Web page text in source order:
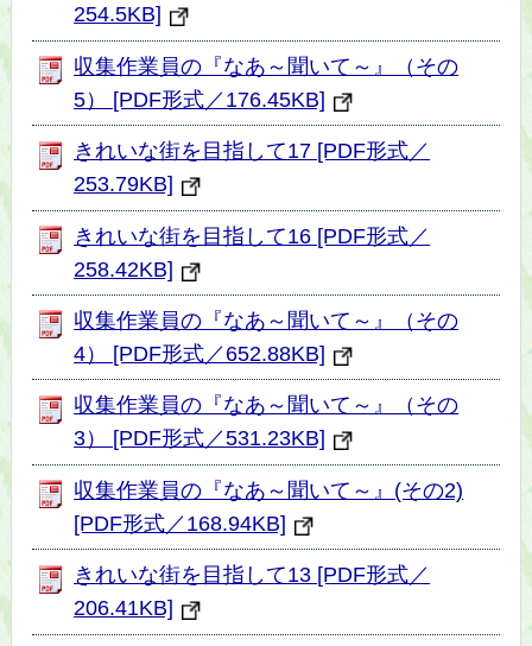
254.5KB]
収集作業員の『なあ～聞いて～』（その
5） [PDF形式／176.45KB]
きれいな街を目指して17 [PDF形式／
253.79KB]
きれいな街を目指して16 [PDF形式／
258.42KB]
収集作業員の『なあ～聞いて～』（その
4） [PDF形式／652.88KB]
収集作業員の『なあ～聞いて～』（その
3） [PDF形式／531.23KB]
収集作業員の『なあ～聞いて～』(その2)
[PDF形式／168.94KB]
きれいな街を目指して13 [PDF形式／
206.41KB]